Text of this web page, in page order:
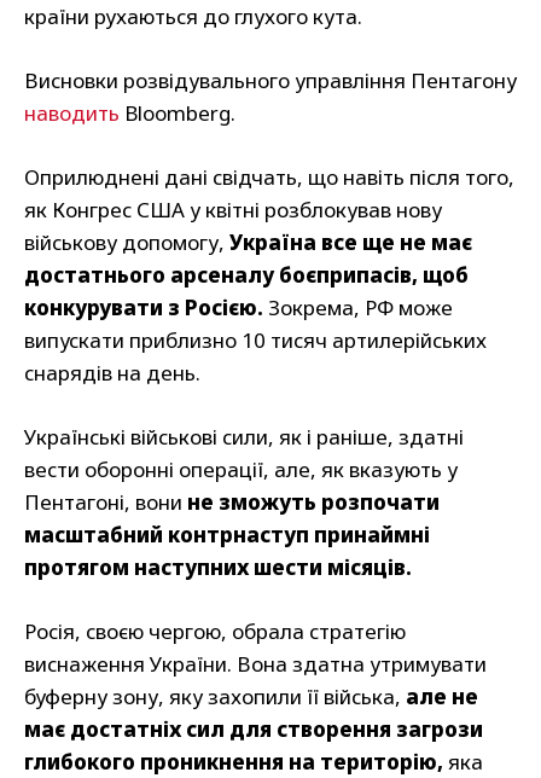
країни рухаються до глухого кута.
Висновки розвідувального управління Пентагону
наводить Bloomberg.
Оприлюднені дані свідчать, що навіть після того,
як Конгрес США у квітні розблокував нову
військову допомогу, Україна все ще не має
достатнього арсеналу боєприпасів, щоб
конкурувати з Росією. Зокрема, РФ може
випускати приблизно 10 тисяч артилерійських
снарядів на день.
Українські військові сили, як і раніше, здатні
вести оборонні операції, але, як вказують у
Пентагоні, вони не зможуть розпочати
масштабний контрнаступ принаймні
протягом наступних шести місяців.
Росія, своєю чергою, обрала стратегію
виснаження України. Вона здатна утримувати
буферну зону, яку захопили її війська, але не
має достатніх сил для створення загрози
глибокого проникнення на територію, яка